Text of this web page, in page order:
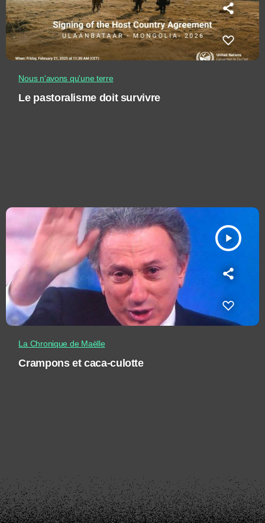
Nous n'avons qu'une terre
Le pastoralisme doit survivre
play_arrow
La Chronique de Maëlle
Crampons et caca-culotte